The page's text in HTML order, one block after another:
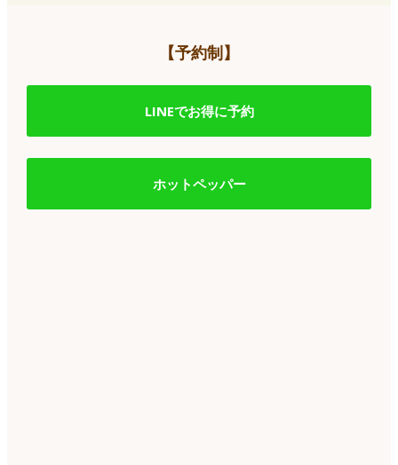
【予約制】
LINEでお得に予約
ホットペッパー